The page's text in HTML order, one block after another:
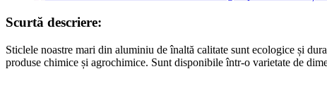
Scurtă descriere:
Sticlele noastre mari din aluminiu de înaltă calitate sunt ecologice și
produse chimice și agrochimice. Sunt disponibile într-o varietate de